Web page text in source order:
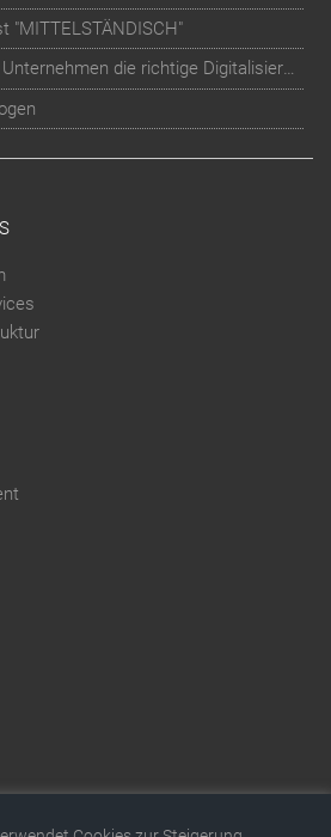
"MITTELSTÄNDISCH"
Wie entwickelt man als Unternehmen die richtige Digitalisierungs-Strategie?